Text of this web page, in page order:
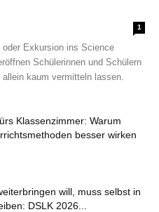
1
Exkursion ins Science
Schülerinnen und Schülern
kaum vermitteln lassen.
Klassenzimmer: Warum
besser wirken
will, muss selbst in
DSLK 2026...